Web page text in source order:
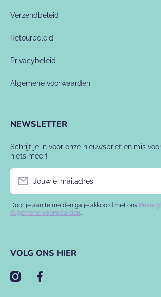
Verzendbeleid
Retourbeleid
Privacybeleid
Algemene voorwaarden
NEWSLETTER
Schrijf je in voor onze nieuwsbrief en mis
niets meer!
Jouw e-mailadres
Door je aan te melden ga je akkoord met ons
Algemene voorwaarden.
VOLG ONS HIER
instagramcom/babyslofje/
facebookcom/babyslofje